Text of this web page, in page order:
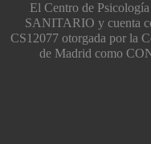
El Centro de
SANITARIO y cuenta
CS12077 otorgada por la
de Madrid como